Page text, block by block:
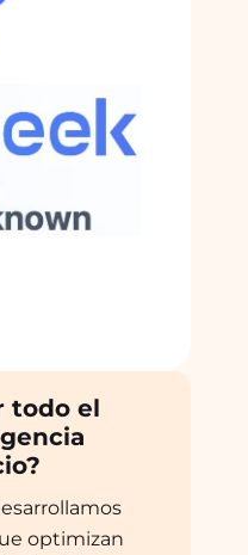
todo el
optimizan